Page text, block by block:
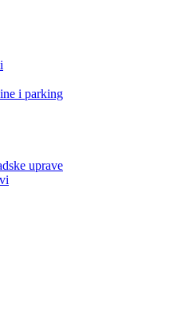
i parking
uprave